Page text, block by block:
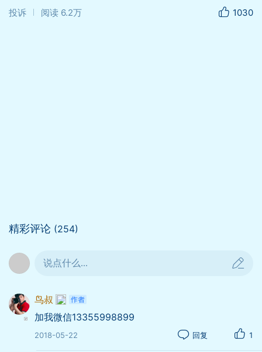
策划：鸟叔（宁波）、蚊子（台州）联合协
作 摄影后期：鸟
叔 出 境： 阳儿、风
投诉 阅读 6.2万 1030
精彩评论 (254)
说点什么...
鸟叔
加我微信13355998899
2018-05-22 回复 1